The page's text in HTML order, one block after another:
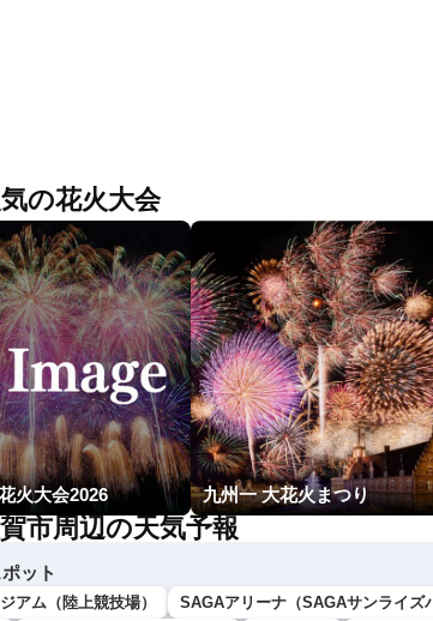
の花火大会
火大会2026 九州一 大花火まつり
市周辺の天気予報
ット
アム（陸上競技場） SAGAアリーナ（SAGAサンライズ